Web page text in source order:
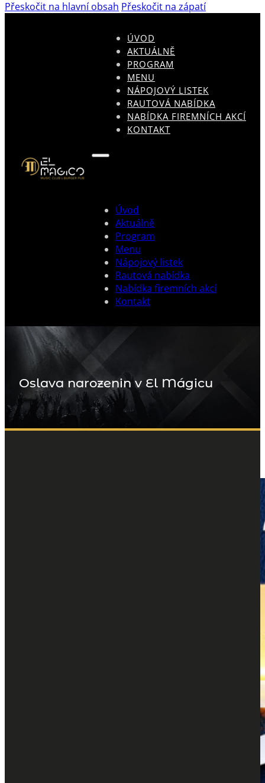
Přeskočit na hlavní obsah Přeskočit na zápatí
ÚVOD
AKTUÁLNĚ
PROGRAM
MENU
NÁPOJOVÝ LISTEK
RAUTOVÁ NABÍDKA
NABÍDKA FIREMNÍCH AKCÍ
KONTAKT
Úvod
Aktuálně
Program
Menu
Nápojový listek
Rautová nabídka
Nabídka firemních akcí
Kontakt
Oslava narozenin v El Mágicu